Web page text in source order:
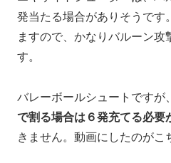
発当たる場合がありそうです
ますので、かなりバルーン
す。
バレーボールシュートですが、
で割る場合は６発充てる必要
きません。動画にしたのがこ